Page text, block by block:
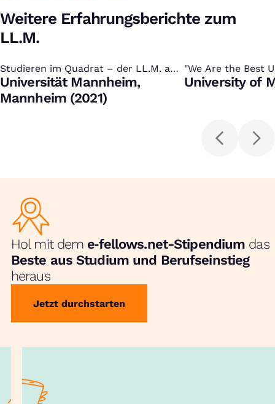
Weitere Erfahrungsberichte zum
LL.M.
Studieren im Quadrat – der LL.M. an
der Universität Mannheim
:
Universität Mannheim,
Mannheim (2021)
"We Are the Best
World“
:
University of
Hol mit dem e‑fellows.net-Stipendium das
Beste aus Studium und Berufseinstieg
heraus
Jetzt durchstarten